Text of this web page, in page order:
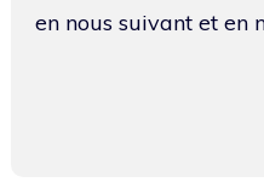
en nous suivant et en